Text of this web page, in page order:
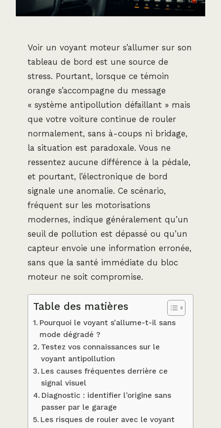
Voir un voyant moteur s’allumer sur son
tableau de bord est une source de
stress. Pourtant, lorsque ce témoin
orange s’accompagne du message
« système antipollution défaillant » mais
que votre voiture continue de rouler
normalement, sans à-coups ni bridage,
la situation est paradoxale. Vous ne
ressentez aucune différence à la pédale,
et pourtant, l’électronique de bord
signale une anomalie. Ce scénario,
fréquent sur les motorisations
modernes, indique généralement qu’un
seuil de pollution est dépassé ou qu’un
capteur envoie une information erronée,
sans que la santé immédiate du bloc
moteur ne soit compromise.
Table des matières
Pourquoi le voyant s’allume-t-il sans
mode dégradé ?
Testez vos connaissances sur le
voyant antipollution
Les causes fréquentes derrière ce
signal visuel
Diagnostic : identifier l’origine sans
passer par le garage
Les risques de rouler avec le voyant